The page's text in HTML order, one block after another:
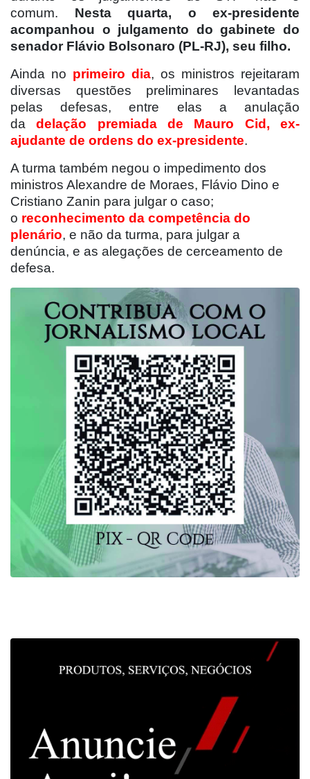
comum. Nesta quarta, o ex-presidente
acompanhou o julgamento do gabinete do
senador Flávio Bolsonaro (PL-RJ), seu filho.
Ainda no primeiro dia, os ministros rejeitaram
diversas questões preliminares levantadas
pelas defesas, entre elas a anulação
dadelação premiada de Mauro Cid, ex-
ajudante de ordens do ex-presidente.
A turma também negou o impedimento dos
ministros Alexandre de Moraes, Flávio Dino e
Cristiano Zanin para julgar o caso;
o reconhecimento da competência do
plenário, e não da turma, para julgar a
denúncia, e as alegações de cerceamento de
defesa.